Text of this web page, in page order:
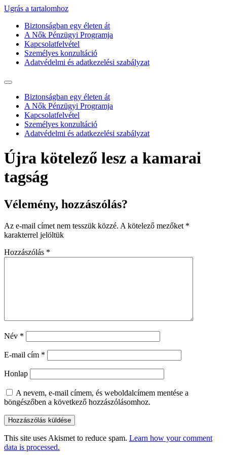
Ugrás a tartalomhoz
Biztonságban egy életen át
A Nők Pénzügyi Programja
Kapcsolatfelvétel
Személyes konzultáció
Adatvédelmi és adatkezelési szabályzat
Biztonságban egy életen át
A Nők Pénzügyi Programja
Kapcsolatfelvétel
Személyes konzultáció
Adatvédelmi és adatkezelési szabályzat
Újra kötelező lesz a kamarai
tagság
Vélemény, hozzászólás?
Az e-mail címet nem tesszük közzé. A kötelező mezőket *
karakterrel jelöltük
Hozzászólás *
Név *
E-mail cím *
Honlap
A nevem, e-mail címem, és weboldalcímem mentése a
böngészőben a következő hozzászólásomhoz.
This site uses Akismet to reduce spam. Learn how your comment
data is processed.